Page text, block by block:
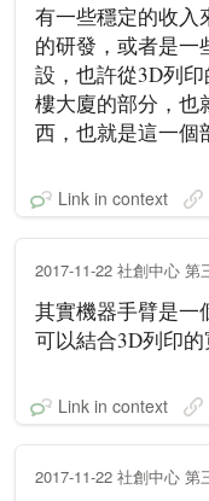
有一些穩定的收入
的研發，或者是一
設，也許從3D列
樓大廈的部分，也
西，也就是這一個
Link in context
2017-11-22 社創中心 第
其實機器手臂是一
可以結合3D列印的
Link in context
2017-11-22 社創中心 第